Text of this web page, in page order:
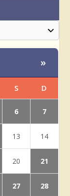
»
S D
6 7
13 14
20 21
27 28